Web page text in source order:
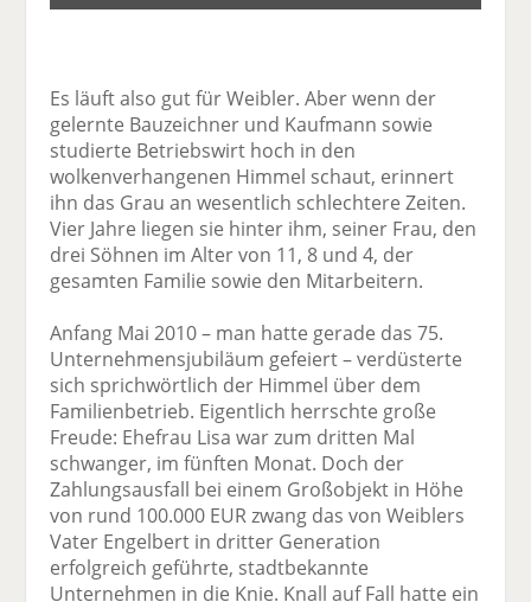
Es läuft also gut für Weibler. Aber wenn der
gelernte Bauzeichner und Kaufmann sowie
studierte Betriebswirt hoch in den
wolkenverhangenen Himmel schaut, erinnert
ihn das Grau an wesentlich schlechtere Zeiten.
Vier Jahre liegen sie hinter ihm, seiner Frau, den
drei Söhnen im Alter von 11, 8 und 4, der
gesamten Familie sowie den Mitarbeitern.
Anfang Mai 2010 – man hatte gerade das 75.
Unternehmensjubiläum gefeiert – verdüsterte
sich sprichwörtlich der Himmel über dem
Familienbetrieb. Eigentlich herrschte große
Freude: Ehefrau Lisa war zum dritten Mal
schwanger, im fünften Monat. Doch der
Zahlungsausfall bei einem Großobjekt in Höhe
von rund 100.000 EUR zwang das von Weiblers
Vater Engelbert in dritter Generation
erfolgreich geführte, stadtbekannte
Unternehmen in die Knie. Knall auf Fall hatte ein